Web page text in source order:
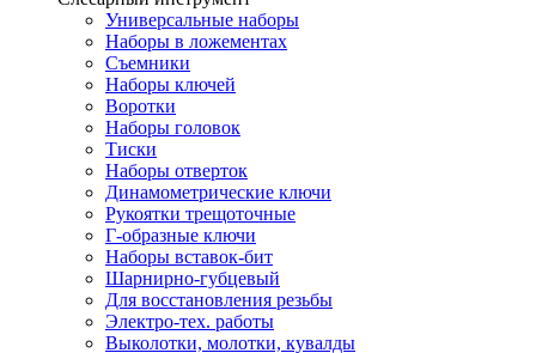
Универсальные наборы
Наборы в ложементах
Съемники
Наборы ключей
Воротки
Наборы головок
Тиски
Наборы отверток
Динамометрические ключи
Рукоятки трещоточные
Г-образные ключи
Наборы вставок-бит
Шарнирно-губцевый
Для восстановления резьбы
Электро-тех. работы
Выколотки, молотки, кувалды